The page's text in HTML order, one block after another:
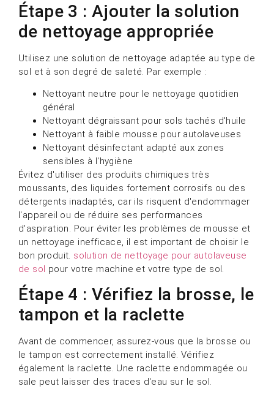
Étape 3 : Ajouter la solution
de nettoyage appropriée
Utilisez une solution de nettoyage adaptée au type de
sol et à son degré de saleté. Par exemple :
Nettoyant neutre pour le nettoyage quotidien
général
Nettoyant dégraissant pour sols tachés d'huile
Nettoyant à faible mousse pour autolaveuses
Nettoyant désinfectant adapté aux zones
sensibles à l'hygiène
Évitez d'utiliser des produits chimiques très
moussants, des liquides fortement corrosifs ou des
détergents inadaptés, car ils risquent d'endommager
l'appareil ou de réduire ses performances
d'aspiration. Pour éviter les problèmes de mousse et
un nettoyage inefficace, il est important de choisir le
bon produit. solution de nettoyage pour autolaveuse
de sol pour votre machine et votre type de sol.
Étape 4 : Vérifiez la brosse, le
tampon et la raclette
Avant de commencer, assurez-vous que la brosse ou
le tampon est correctement installé. Vérifiez
également la raclette. Une raclette endommagée ou
sale peut laisser des traces d'eau sur le sol.